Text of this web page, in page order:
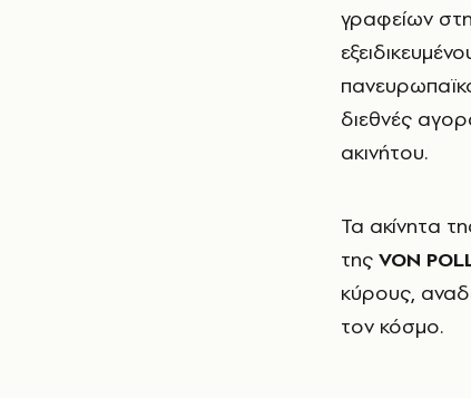
γραφείων
διεθνές
ακινήτου.
Τα ακίνητα
της VON
κύρους,
τον κόσµο.